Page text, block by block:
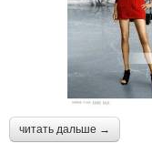
читать дальше →